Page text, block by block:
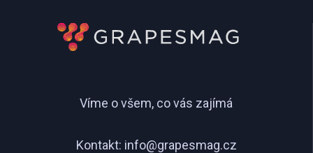
Víme o všem, co vás zajímá
Kontakt: info@grapesmag.cz